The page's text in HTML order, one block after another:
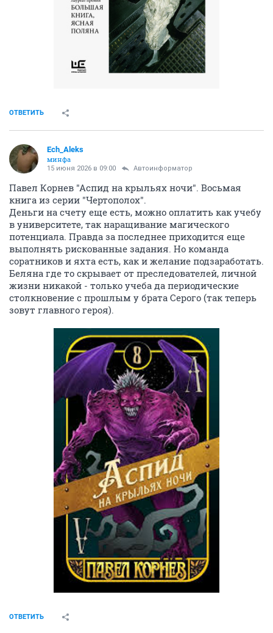
ОТВЕТИТЬ
Ech_Aleks
минфа
15 июня 2026 в 09:00 Автоинформатор
Павел Корнев "Аспид на крыльях ночи". Восьмая
книга из серии "Чертополох".
Деньги на счету еще есть, можно оплатить как учебу
в университете, так наращивание магического
потенциала. Правда за последнее приходится еще
выполнять рискованные задания. Но команда
соратников и яхта есть, как и желание подзаработать.
Беляна где то скрывает от преследователей, личной
жизни никакой - только учеба да периодические
столкновение с прошлым у брата Серого (так теперь
зовут главного героя).
ОТВЕТИТЬ